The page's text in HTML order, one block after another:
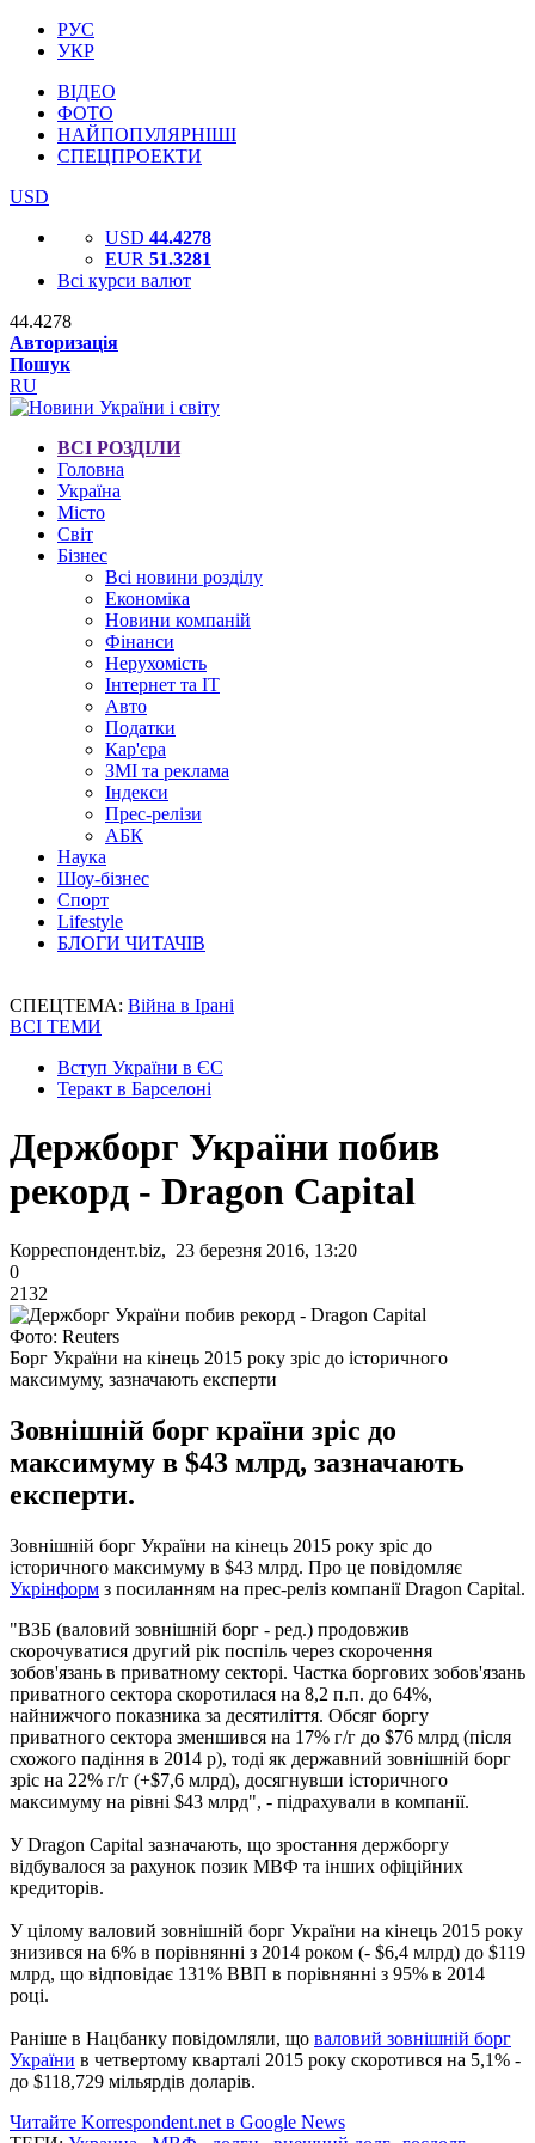
РУС
УКР
ВІДЕО
ФОТО
НАЙПОПУЛЯРНІШІ
СПЕЦПРОЕКТИ
USD
USD 44.4278
EUR 51.3281
Всі курси валют
44.4278
Авторизація
Пошук
RU
ВСІ РОЗДІЛИ
Головна
Україна
Місто
Світ
Бізнес
Всі новини розділу
Економіка
Новини компаній
Фінанси
Нерухомість
Інтернет та IT
Авто
Податки
Кар'єра
ЗМІ та реклама
Індекси
Прес-релізи
АБК
Наука
Шоу-бізнес
Спорт
Lifestyle
БЛОГИ ЧИТАЧІВ
СПЕЦТЕМА: Війна в Ірані
ВСІ ТЕМИ
Вступ України в ЄС
Теракт в Барселоні
Держборг України побив
рекорд - Dragon Capital
Корреспондент.biz, 23 березня 2016, 13:20
0
2132
Фото: Reuters
Борг України на кінець 2015 року зріс до історичного
максимуму, зазначають експерти
Зовнішній борг країни зріс до
максимуму в $43 млрд, зазначають
експерти.
Зовнішній борг України на кінець 2015 року зріс до
історичного максимуму в $43 млрд. Про це повідомляє
Укрінформ з посиланням на прес-реліз компанії Dragon Capital.
"ВЗБ (валовий зовнішній борг - ред.) продовжив
скорочуватися другий рік поспіль через скорочення
зобов'язань в приватному секторі. Частка боргових зобов'язань
приватного сектора скоротилася на 8,2 п.п. до 64%,
найнижчого показника за десятиліття. Обсяг боргу
приватного сектора зменшився на 17% г/г до $76 млрд (після
схожого падіння в 2014 р), тоді як державний зовнішній борг
зріс на 22% г/г (+$7,6 млрд), досягнувши історичного
максимуму на рівні $43 млрд", - підрахували в компанії.
У Dragon Capital зазначають, що зростання держборгу
відбувалося за рахунок позик МВФ та інших офіційних
кредиторів.
У цілому валовий зовнішній борг України на кінець 2015 року
знизився на 6% в порівнянні з 2014 роком (- $6,4 млрд) до $119
млрд, що відповідає 131% ВВП в порівнянні з 95% в 2014
році.
Раніше в Нацбанку повідомляли, що валовий зовнішній борг
України в четвертому кварталі 2015 року скоротився на 5,1% -
до $118,729 мільярдів доларів.
Читайте Korrespondent.net в Google News